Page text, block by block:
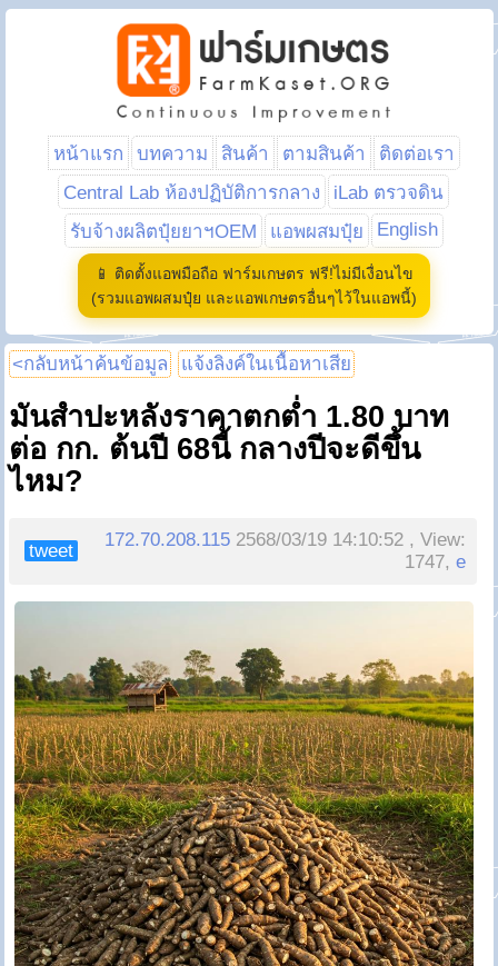
หน้าแรก บทความ สินค้า ตามสินค้า
ติดต่อเรา
Central Lab ห้องปฏิบัติการกลาง
iLab ตรวจดิน
รับจ้างผลิตปุ๋ยยาฯOEM
แอพผสมปุ๋ย English
📱 ติดตั้งแอพมือถือ ฟาร์มเกษตร ฟรี!ไม่มีเงื่อนไข
(รวมแอพผสมปุ๋ย และแอพเกษตรอื่นๆไว้ในแอพนี้)
<กลับหน้าค้นข้อมูล แจ้งลิงค์ในเนื้อหาเสีย
มันสำปะหลังราคาตกต่ำ 1.80 บาท
ต่อ กก. ต้นปี 68นี้ กลางปีจะดีขึ้น
ไหม?
tweet
172.70.208.115 2568/03/19 14:10:52 , View:
1747,e